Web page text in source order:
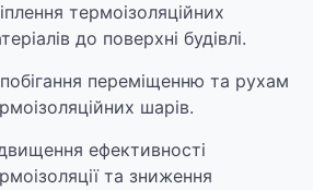
термоізоляційних
до поверхні будівлі.
переміщенню та рухам
шарів.
ефективності
та зниження